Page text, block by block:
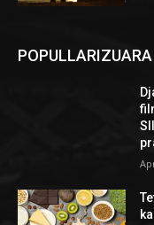
POPULLARIZUARA